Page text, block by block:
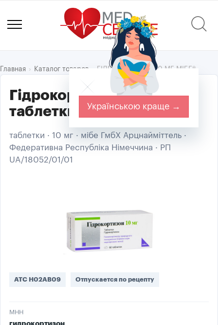
Главная Каталог товаров ГІДРОКОРТИЗОН 10 МГ МІБЕ®
Гідрокортизон 10 мг Мібе
таблетки 60 шт
таблетки · 10 мг · мібе ГмбХ Арцнайміттель ·
Федеративна Республіка Німеччина · РП
UA/18052/01/01
ATC H02AB09 Отпускается по рецепту
МНН
Українською краще →